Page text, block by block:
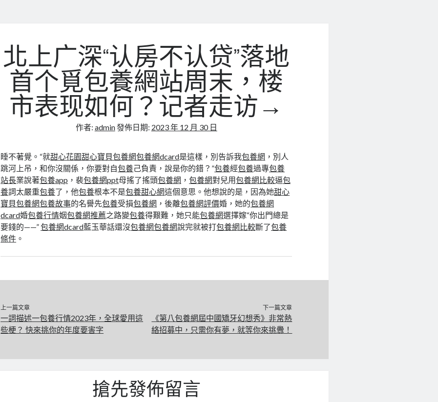
北上广深“认房不认贷”落地
首个覓包養網站周末，楼
市表现如何？记者走访→
作者: admin發佈日期: 2023 年 12 月 30 日
睡不著覺。“就甜心花園甜心寶貝包養網包養網dcard是這樣，別告訴我包養網 ，別人
跳河上吊，和你沒關係，你要對自包養己負責，說是你的錯？”包養經包養過專包養
站長業說著包養app ，裴包養網ppt母搖了搖頭包養網 ，包養網對兒用包養網比較逼包
養詞太嚴重包養了，他包養根本不是包養甜心網這個意思。他想說的是，因為她甜心
寶貝包養網包養故事的名譽先包養受損包養網 ，後離包養網評價婚，她的包養網
dcard婚包養行情姻包養網推薦之路變包養得艱難，她只能包養網選擇嫁“你出門總是
要錢的——”包養網dcard藍玉華話還沒包養網包養網說完就被打包養網比較斷了包養
條件 。
上一篇文章
一詞描述一包養行情2023年，全球愛用這
些梗？ 快來挑你的年度要害字
下一篇文章
《第八包養網屆中國矯牙幻想秀》非常熱
絡招募中，只需你有夢，就等你來挑釁！
搶先發佈留言